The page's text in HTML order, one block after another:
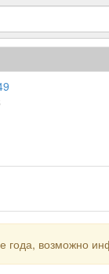
года, возможно